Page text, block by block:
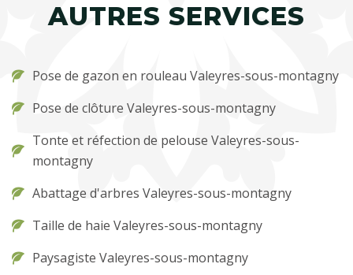
AUTRES SERVICES
Pose de gazon en rouleau Valeyres-sous-montagny
Pose de clôture Valeyres-sous-montagny
Tonte et réfection de pelouse Valeyres-sous-
montagny
Abattage d'arbres Valeyres-sous-montagny
Taille de haie Valeyres-sous-montagny
Paysagiste Valeyres-sous-montagny